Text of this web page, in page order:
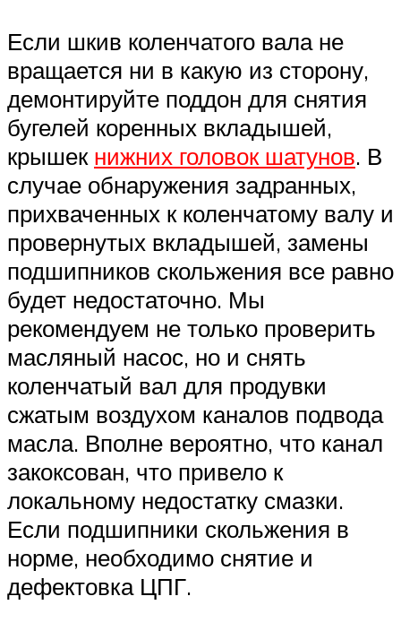
Если шкив коленчатого вала не
вращается ни в какую из сторону,
демонтируйте поддон для снятия
бугелей коренных вкладышей,
крышек нижних головок шатунов. В
случае обнаружения задранных,
прихваченных к коленчатому валу и
провернутых вкладышей, замены
подшипников скольжения все равно
будет недостаточно. Мы
рекомендуем не только проверить
масляный насос, но и снять
коленчатый вал для продувки
сжатым воздухом каналов подвода
масла. Вполне вероятно, что канал
закоксован, что привело к
локальному недостатку смазки.
Если подшипники скольжения в
норме, необходимо снятие и
дефектовка ЦПГ.